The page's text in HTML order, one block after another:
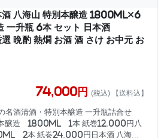
酒 八海山 特別本醸造 1800ml×6
一升瓶 6本 セット 日本酒
晩酌 熱燗 お酒 酒 さけ お中元 お
74,000円 (税込) 【送料込】
名酒清酒・特別本醸造 一升瓶詰合せ
醸造 1800ml 1本 紙巻12,000円八
2本 紙巻24,000円日本酒 八海...